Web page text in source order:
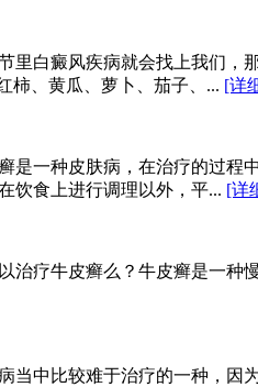
白癜风疾病就会找上我们
柿、黄瓜、萝卜、茄子、... [详
一种皮肤病，在治疗的过程
饮食上进行调理以外，平... [详
疗牛皮癣么？牛皮癣是一
中比较难于治疗的一种，